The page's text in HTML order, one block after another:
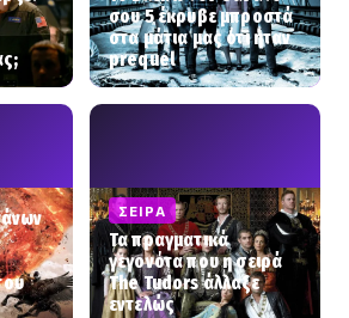
σου 5 έκρυβε μπροστά
στα μάτια μας ότι ήταν
prequel
ΣΕΙΡΆ
Τα πραγματικά
γεγονότα που η σειρά
The Tudors άλλαξε
εντελώς